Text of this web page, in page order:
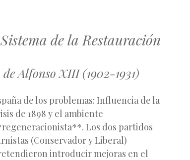
de la Restauración
Alfonso XIII (1902-1931)
de los problemas: Influencia de la
de 1898 y el ambiente
Los dos partidos
(Conservador y Liberal)
introducir mejoras en el